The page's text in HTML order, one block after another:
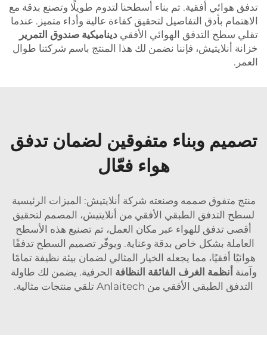
تدفق هوائي أفقية. تم بناء أسطحنا لتدوم طويلًا وتصنع بدقة مع
الاهتمام بأدق التفاصيل لتحقيق كفاءة عالية وأداء متميز. عندما
تقلي سطح التدفق الهوائي الأفقي ديناميكية صندوق التمرير
خزانة أنلايتيش، فإننا نضمن لك هذا المنتج باسم شركتنا طوال
العمر.
تصميم وبناء متفوقين لضمان تدفق
هواء فعّال
منتج متفوق صممه وصنعته شركة أنلايتيش: الميزات الرئيسية
لسطح التدفق الطبقي الأفقي من أنلايتيش، المصمم لتحقيق
أقصى تدفق للهواء عبر مكان العمل، تم تصنيع هذه الأسطح
العاملة بشكل خاص بدقة وعناية. ويوفّر تصميم السطح تدفقًا
هوائيًا أفقيًا، مما يجعله الخيار المثالي لضمان بيئة نظيفة تمامًا
وآمنة أنظمة الغرف الفائقة النظافة الحرفية. يضمن لك طاولة
التدفق الطبقي الأفقي من Anlaitech تلقي منتجات مثالية.